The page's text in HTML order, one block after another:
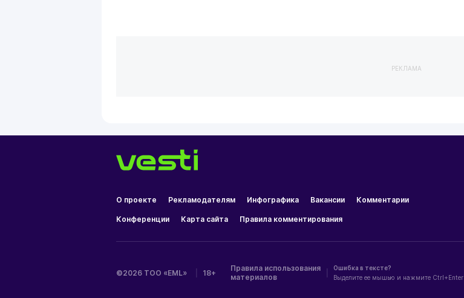
РЕКЛАМА
О проекте Рекламодателям Инфографика Вакансии Комментарии
Конференции Карта сайта Правила комментирования
©2026 ТОО «EML» 18+
Правила использования
материалов
Ошибка в тексте?
Выделите ее мышью и нажмите Ctrl+Enter